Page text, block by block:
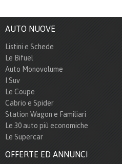
AUTO NUOVE
Listini e Schede
Le Bifuel
Auto Monovolume
I Suv
Le Coupe
Cabrio e Spider
Station Wagon e Familiari
Le 30 auto più economiche
Le Supercar
OFFERTE ED ANNUNCI